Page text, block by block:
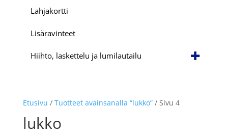
Etusivu / Tuotteet avainsanalla “lukko”/ Sivu 4
lukko
Lahjakortti
Lisäravinteet
Hiihto, laskettelu ja lumilautailu